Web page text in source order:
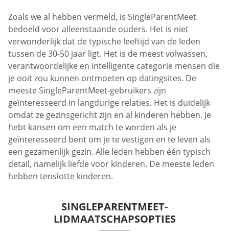
Zoals we al hebben vermeld, is SingleParentMeet
bedoeld voor alleenstaande ouders. Het is niet
verwonderlijk dat de typische leeftijd van de leden
tussen de 30-50 jaar ligt. Het is de meest volwassen,
verantwoordelijke en intelligente categorie mensen die
je ooit zou kunnen ontmoeten op datingsites. De
meeste SingleParentMeet-gebruikers zijn
geïnteresseerd in langdurige relaties. Het is duidelijk
omdat ze gezinsgericht zijn en al kinderen hebben. Je
hebt kansen om een match te worden als je
geïnteresseerd bent om je te vestigen en te leven als
een gezamenlijk gezin. Alle leden hebben één typisch
detail, namelijk liefde voor kinderen. De meeste leden
hebben tenslotte kinderen.
SINGLEPARENTMEET-
LIDMAATSCHAPSOPTIES